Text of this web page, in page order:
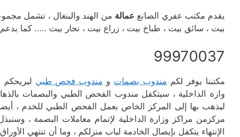
يقدم مكتب عفري الصانع عمالة من الهند والبنغال ، تشمل
بيت ، سائق بيت ، طباخ بيت ، زراع بيت ، نجار بيت ….. كما
99970037
مكتبنا يوفر لكم مندوب بصمات و مندوب فحص طبي
وازة الداخلية ، سيتكفل مندوب الفحص الطبي والبصمات
ليذهب بها إلى المركز الخاص بعمل الفحص الطبي للخدم ،
مركزمن مراكز وزارة الداخلية لإتمام معاملات البصمة ،
الإنتهاء يتكفل بإيصال الخادمة لباب منزلكم ، وما أن تنتهي